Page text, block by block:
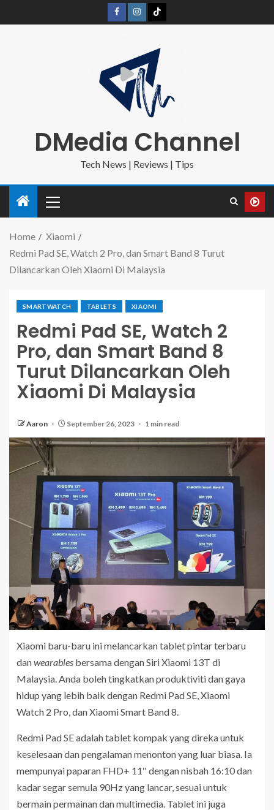
DMedia Channel
Tech News | Reviews | Tips
Home
Xiaomi
Redmi Pad SE, Watch 2 Pro, dan Smart Band 8 Turut
Dilancarkan Oleh Xiaomi Di Malaysia
SMARTWATCH TABLETS XIAOMI
Redmi Pad SE, Watch 2
Pro, dan Smart Band 8
Turut Dilancarkan Oleh
Xiaomi Di Malaysia
Aaron September 26, 2023 1 min read
Xiaomi baru-baru ini melancarkan tablet pintar terbaru
danwearables bersama dengan Siri Xiaomi 13T di
Malaysia. Anda boleh tingkatkan produktiviti dan gaya
hidup yang lebih baik dengan Redmi Pad SE, Xiaomi
Watch 2 Pro, dan Xiaomi Smart Band 8.
Redmi Pad SE adalah tablet kompak yang direka untuk
keselesaan dan pengalaman menonton yang luar biasa. Ia
mempunyai paparan FHD+ 11″ dengan nisbah 16:10 dan
kadar segar semula 90Hz yang lancar, sesuai untuk
bermain permainan dan multimedia. Tablet ini juga